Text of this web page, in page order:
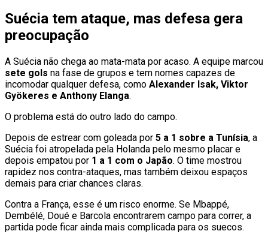
Suécia tem ataque, mas defesa gera
preocupação
A Suécia não chega ao mata-mata por acaso. A equipe marcou
sete gols na fase de grupos e tem nomes capazes de
incomodar qualquer defesa, como Alexander Isak, Viktor
Gyökeres e Anthony Elanga.
O problema está do outro lado do campo.
Depois de estrear com goleada por 5 a 1 sobre a Tunísia, a
Suécia foi atropelada pela Holanda pelo mesmo placar e
depois empatou por 1 a 1 com o Japão. O time mostrou
rapidez nos contra-ataques, mas também deixou espaços
demais para criar chances claras.
Contra a França, esse é um risco enorme. Se Mbappé,
Dembélé, Doué e Barcola encontrarem campo para correr, a
partida pode ficar ainda mais complicada para os suecos.